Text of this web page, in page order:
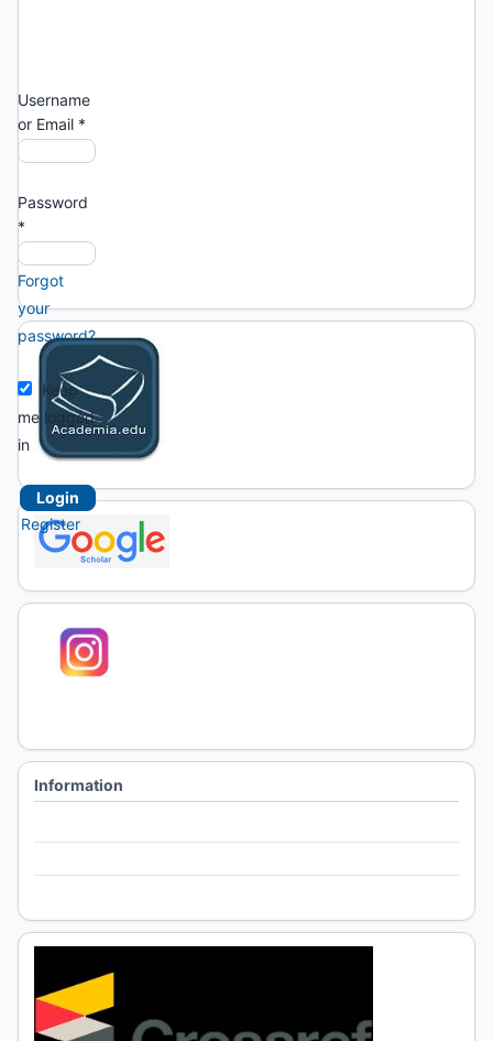
Username
or Email *
Password
*
Forgot
your
password?
Keep
me logged
in
Login
Register
Information